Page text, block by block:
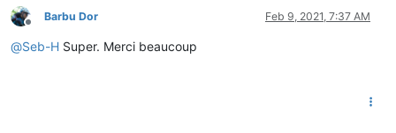
Offline
Barbu Dor Feb 9, 2021, 7:37 AM
@Seb-H Super. Merci beaucoup